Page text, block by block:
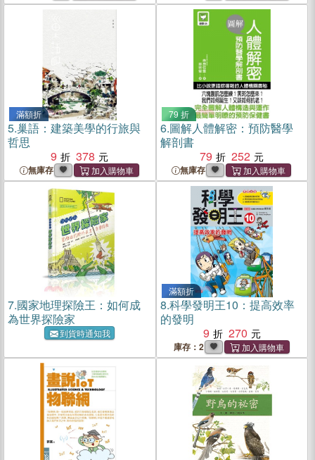
滿額折
5.巢語：建築美學的行旅與
哲思
9
378
無庫存
79 折
6.圖解人體解密：預防醫學
解剖書
79
252
無庫存
7.國家地理探險王：如何成
為世界探險家
到貨時通知我
滿額折
8.科學發明王10：提高效率
的發明
9
270
庫存：2